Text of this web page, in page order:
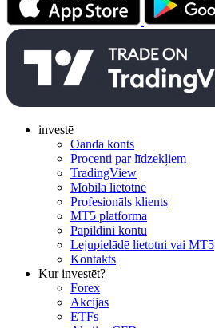
investē
Oanda konts
Procenti par līdzekļiem
TradingView
Mobilā lietotne
Profesionāls klients
MT5 platforma
Papildini kontu
Lejupielādē lietotni vai MT5
Kontakts
Kur investēt?
Forex
Akcijas
ETFs